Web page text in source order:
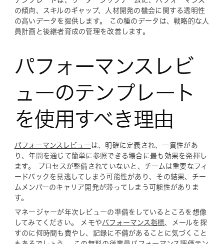
の傾向、スキルのギャップ、人材開発の機会に関する透明性
の高いデータを提供します。 この種のデータは、戦略的な人
員計画と後継者育成の管理を改善します。
パフォーマンスレビ
ューのテンプレート
を使用すべき理由
パフォーマンスレビューは、明確に定義され、一貫性があ
り、年間を通じて簡単に参照できる場合に最も効果を発揮し
ます。 プロセスが整備されていないと、チームは重要なフィ
ードバックを見逃してしまう可能性があり、その結果、チー
ムメンバーのキャリア開発が滞ってしまう可能性がありま
す。
マネージャーが年次レビューの準備をしているところを想像
してみてください。 メモやパフォーマンス指標、メールを探
すのに何時間も費やし、記録に不備があることに気づくこと